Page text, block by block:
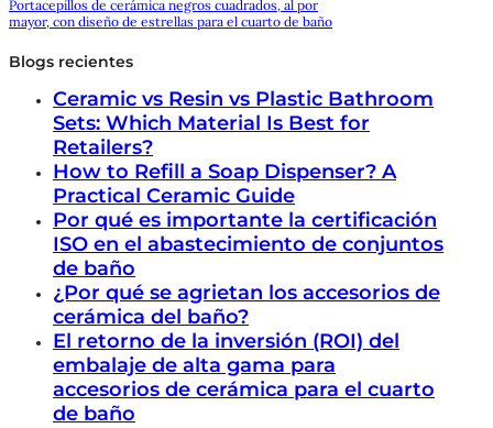
Portacepillos de cerámica negros cuadrados, al por
mayor, con diseño de estrellas para el cuarto de baño
Blogs recientes
Ceramic vs Resin vs Plastic Bathroom
Sets: Which Material Is Best for
Retailers?
How to Refill a Soap Dispenser? A
Practical Ceramic Guide
Por qué es importante la certificación
ISO en el abastecimiento de conjuntos
de baño
¿Por qué se agrietan los accesorios de
cerámica del baño?
El retorno de la inversión (ROI) del
embalaje de alta gama para
accesorios de cerámica para el cuarto
de baño